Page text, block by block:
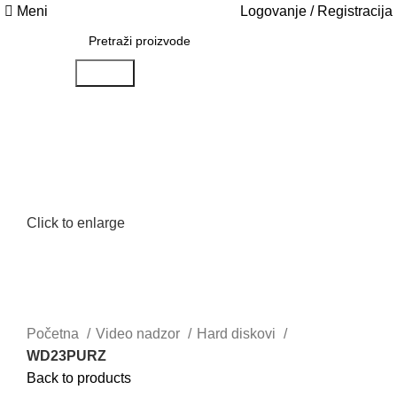
Meni Logovanje / Registracija
Click to enlarge
Početna Video nadzor
Hard diskovi
WD23PURZ
Back to products